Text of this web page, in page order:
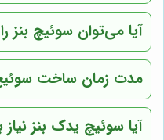
آیا می‌توان سوئیچ
مدت زمان ساخت
آیا سوئیچ یدک بنز